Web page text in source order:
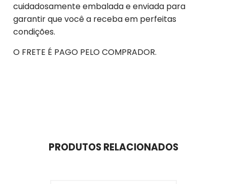
cuidadosamente embalada e enviada para
garantir que você a receba em perfeitas
condições.
O FRETE É PAGO PELO COMPRADOR.
PRODUTOS RELACIONADOS